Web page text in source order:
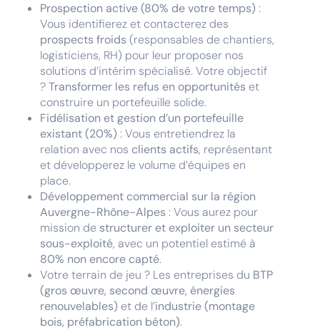
Prospection active (80% de votre temps):
Vous identifierez et contacterez des
prospects froids (responsables de chantiers,
logisticiens, RH) pour leur proposer nos
solutions d’intérim spécialisé. Votre objectif
?Transformer les refus en opportunités et
construire un portefeuille solide.
Fidélisation et gestion d’un portefeuille
existant (20%): Vous entretiendrez la
relation avec nos clients actifs, représentant
et développerez le volume d’équipes en
place.
Développement commercial sur la région
Auvergne-Rhône-Alpes : Vous aurez pour
mission de structurer et exploiter un secteur
sous-exploité, avec un potentiel estimé à
80% non encore capté.
Votre terrain de jeu ? Les entreprises du BTP
(gros œuvre, second œuvre, énergies
renouvelables) et de l’industrie (montage
bois, préfabrication béton).